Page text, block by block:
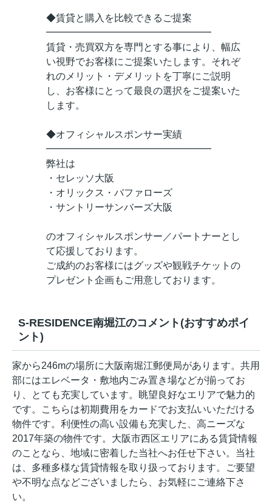
◆賃貸と購入を比較できるご提案
━━━━━━━━━━━━━━━━━
賃貸・売買双方を専門とする事により、幅広
い視野でお客様にご提案いたします。それぞ
れのメリット・デメリットを丁寧にご説明
し、お客様にとって最良の選択をご提案いた
します。
◆オフィシャルスポンサー実績
━━━━━━━━━━━━━━━━━
弊社は
・セレッソ大阪
・オリックス・バファローズ
・サントリーサンバーズ大阪
のオフィシャルスポンサー／パートナーとし
て応援しております。
ご成約のお客様にはグッズや観戦チケットの
プレゼント企画もご用意しております。
S-RESIDENCE南堀江のコメント(おすすめポイ
ント)
家から246mの場所に大阪南堀江郵便局があります。共用
部にはエレベータ・敷地内ごみ置き場などが揃ってお
り、とても充実しています。眺望良好なエリアで魅力的
です。こちらは初期費用をカードでお支払いいただける
物件です。利便性の高い設備も充実した、高ニーズな
2017年築の物件です。大阪市西区エリアにある賃貸情報
のことなら、地域に密着した当社へお任せ下さい。当社
は、多種多様な賃貸情報を取り扱っております。ご要望
や不明な点などございましたら、お気軽にご連絡下さ
い。